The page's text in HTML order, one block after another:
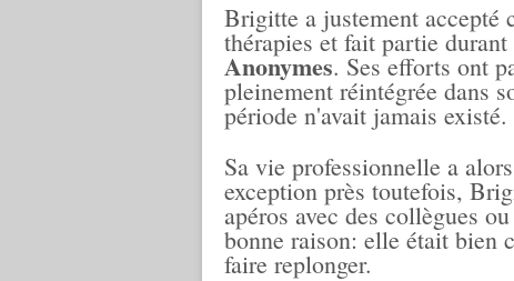
Brigitte a justement accepté
thérapies et fait partie
Anonymes. Ses efforts ont
pleinement réintégrée dans
période n'avait jamais existé.
Sa vie professionnelle a
exception près toutefois,
apéros avec des collègues
bonne raison: elle était bien
faire replonger.